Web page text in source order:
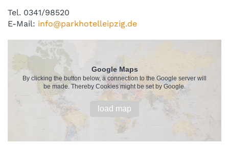
Tel. 0341/98520
E-Mail: info@parkhotelleipzig.de
Google Maps
By clicking the button below, a connection to the Google server will
be made. Thereby Cookies might be set by Google.
load map